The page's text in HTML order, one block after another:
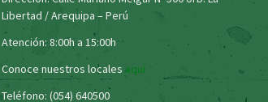
Libertad / Arequipa – Perú
Atención: 8:00h a 15:00h
Conoce nuestros locales aquí
Teléfono: (054) 640500